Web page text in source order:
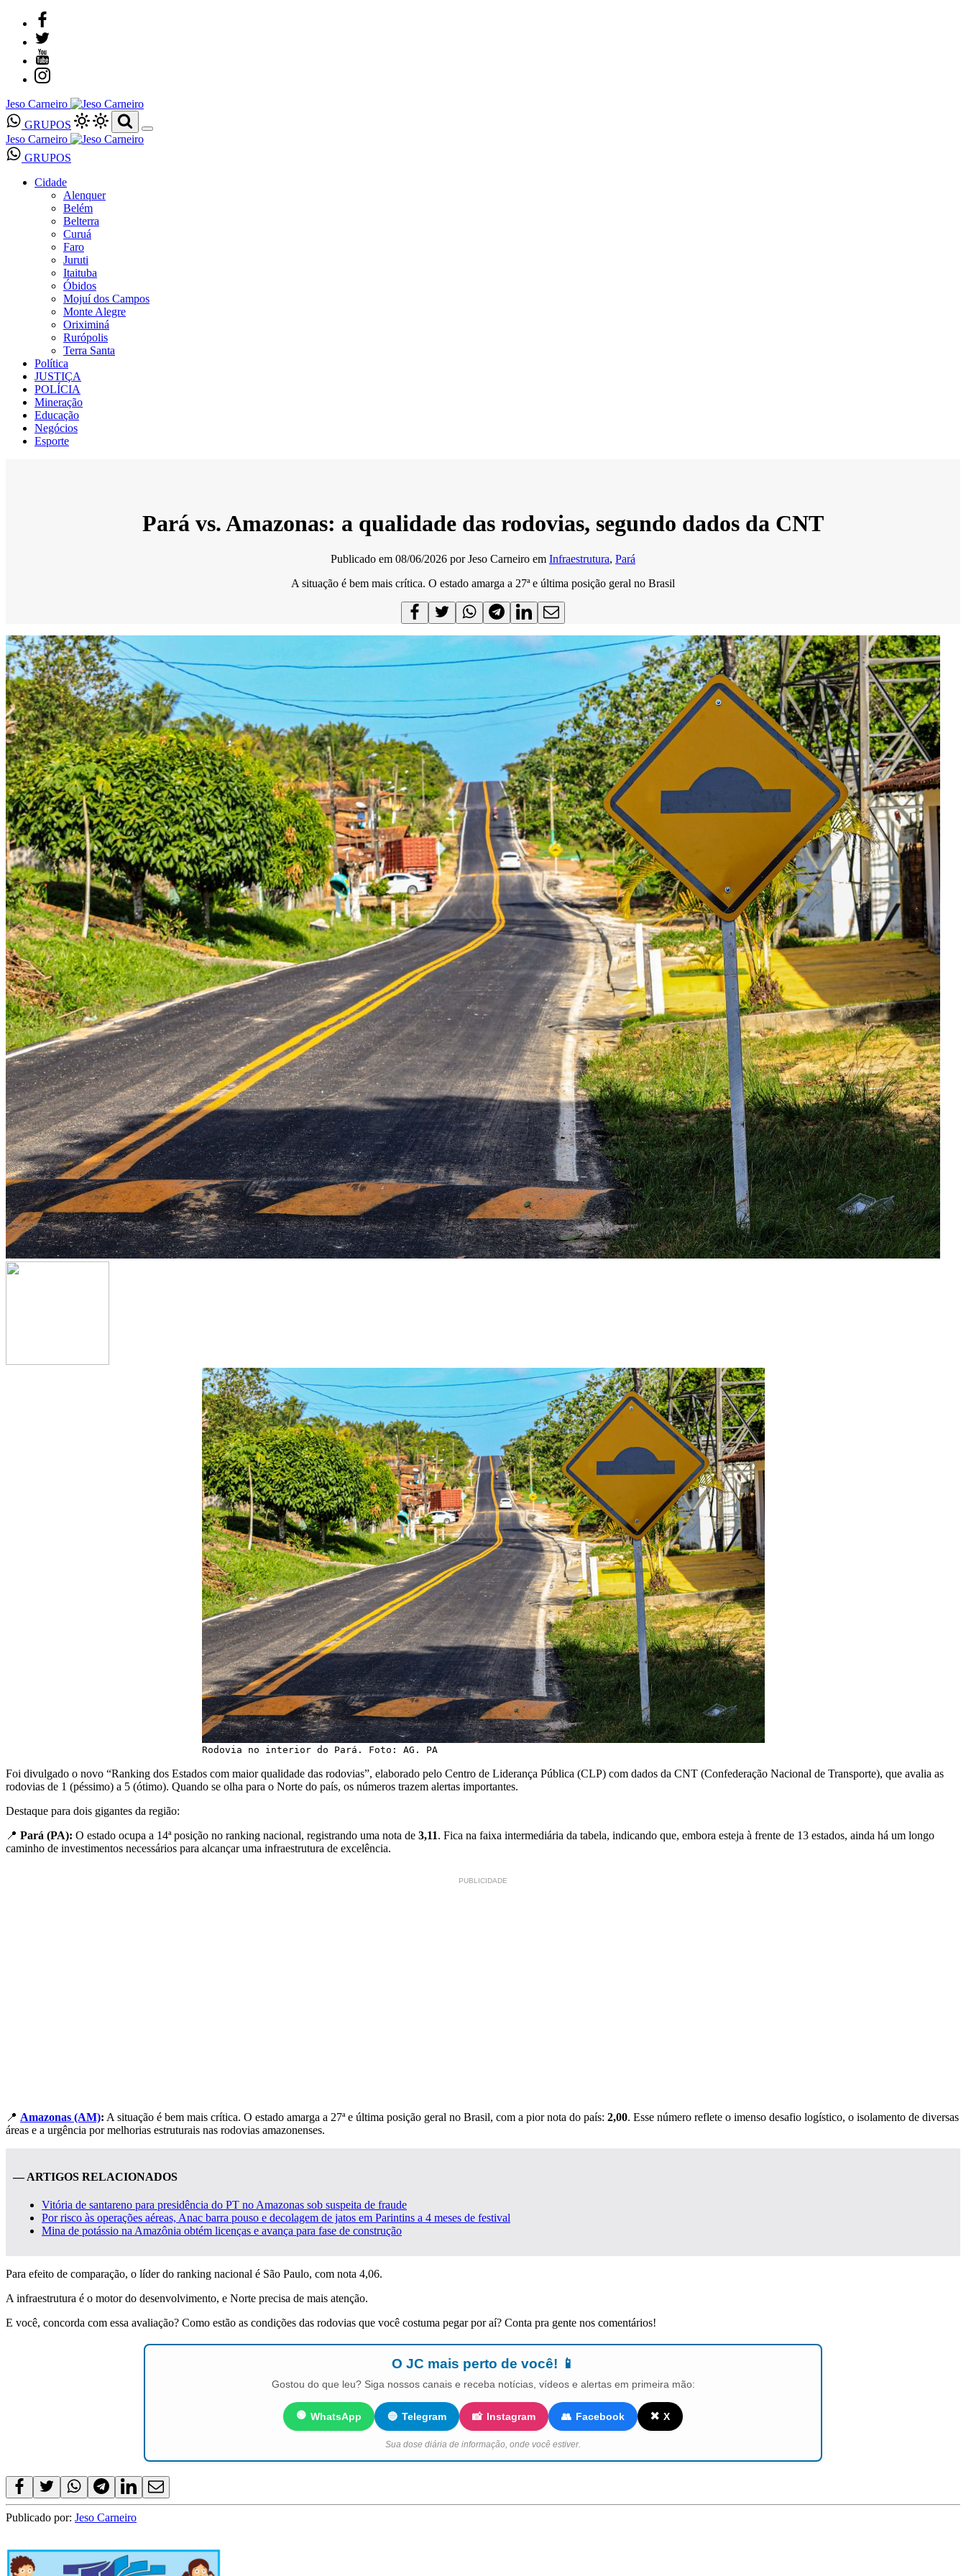
Jeso Carneiro
GRUPOS
Jeso Carneiro
GRUPOS
Cidade
Alenquer
Belém
Belterra
Curuá
Faro
Juruti
Itaituba
Óbidos
Mojuí dos Campos
Monte Alegre
Oriximiná
Rurópolis
Terra Santa
Política
JUSTIÇA
POLÍCIA
Mineração
Educação
Negócios
Esporte
Pará vs. Amazonas: a qualidade das rodovias, segundo dados da CNT
Publicado em 08/06/2026 porJeso Carneiro em Infraestrutura, Pará
A situação é bem mais crítica. O estado amarga a 27ª e última posição geral no Brasil
Rodovia no interior do Pará. Foto: AG. PA
Foi divulgado o novo “Ranking dos Estados com maior qualidade das rodovias”, elaborado pelo Centro de Liderança Pública (CLP) com dados da CNT (Confederação Nacional de Transporte), que avalia as
rodovias de 1 (péssimo) a 5 (ótimo). Quando se olha para o Norte do país, os números trazem alertas importantes.
Destaque para dois gigantes da região:
📍 Pará (PA): O estado ocupa a 14ª posição no ranking nacional, registrando uma nota de 3,11. Fica na faixa intermediária da tabela, indicando que, embora esteja à frente de 13 estados, ainda há um longo
caminho de investimentos necessários para alcançar uma infraestrutura de excelência.
PUBLICIDADE
📍 Amazonas (AM): A situação é bem mais crítica. O estado amarga a 27ª e última posição geral no Brasil, com a pior nota do país: 2,00. Esse número reflete o imenso desafio logístico, o isolamento de diversas
áreas e a urgência por melhorias estruturais nas rodovias amazonenses.
— ARTIGOS RELACIONADOS
Vitória de santareno para presidência do PT no Amazonas sob suspeita de fraude
Por risco às operações aéreas, Anac barra pouso e decolagem de jatos em Parintins a 4 meses de festival
Mina de potássio na Amazônia obtém licenças e avança para fase de construção
Para efeito de comparação, o líder do ranking nacional é São Paulo, com nota 4,06.
A infraestrutura é o motor do desenvolvimento, e Norte precisa de mais atenção.
E você, concorda com essa avaliação? Como estão as condições das rodovias que você costuma pegar por aí? Conta pra gente nos comentários!
O JC mais perto de você! 📱
Gostou do que leu? Siga nossos canais e receba notícias, vídeos e alertas em primeira mão:
🟢 WhatsApp 🔵 Telegram 📸 Instagram 👥 Facebook ✖️ X
Sua dose diária de informação, onde você estiver.
Publicado por: Jeso Carneiro